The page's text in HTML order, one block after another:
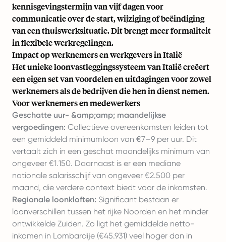
kennisgevingstermijn van vijf dagen voor
communicatie over de start, wijziging of beëindiging
van een thuiswerksituatie. Dit brengt meer formaliteit
in flexibele werkregelingen.
Impact op werknemers en werkgevers in Italië
Het unieke loonvastleggingssysteem van Italië creëert
een eigen set van voordelen en uitdagingen voor zowel
werknemers als de bedrijven die hen in dienst nemen.
Voor werknemers en medewerkers
Geschatte uur- &amp;amp; maandelijkse
vergoedingen: Collectieve overeenkomsten leiden tot
een gemiddeld minimumloon van €7–9 per uur. Dit
vertaalt zich in een geschat maandelijks minimum van
ongeveer €1.150. Daarnaast is er een mediane
nationale salarisschijf van ongeveer €2.500 per
maand, die verdere context biedt voor de inkomsten.
Regionale loonkloften: Significant bestaan er
loonverschillen tussen het rijke Noorden en het minder
ontwikkelde Zuiden. Zo ligt het gemiddelde netto-
inkomen in Lombardije (€45.931) veel hoger dan in